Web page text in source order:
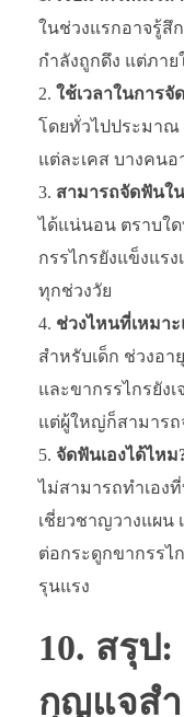
ในช่วงแรกอาจรู้สึ
กำลังถูกดึง แต่ภา
ใช้เวลาในการ
โดยทั่วไปประมา
แต่ละเคส บางคน
สามารถจัดฟันใ
ได้แน่นอน ตราบใ
กรรไกรยังแข็งแร
ทุกช่วงวัย
ช่วงไหนที่เหมา
สำหรับเด็ก ช่วงอา
และขากรรไกรยัง
แต่ผู้ใหญ่ก็สามาร
จัดฟันเองได้ไหม
ไม่สามารถทำเอง
เชี่ยวชาญวางแผน
ต่อกระดูกขากรรไ
รุนแรง
10. สรุป
กุญแจส